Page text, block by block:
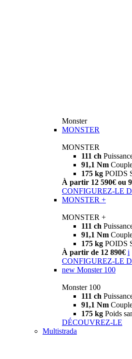
Monster
MONSTER
MONSTER
111 ch
91,1 Nm
175 kg POIDS
À partir 12 590€ ou
CONFIGUREZ-LE
MONSTER +
MONSTER +
111 ch
91,1 Nm
175 kg POIDS
À partir de 12 890€ i
CONFIGUREZ-LE
new Monster 100
Monster 100
111 ch
91,1 Nm
175 kg Poids
DÉCOUVREZ-LE
Multistrada